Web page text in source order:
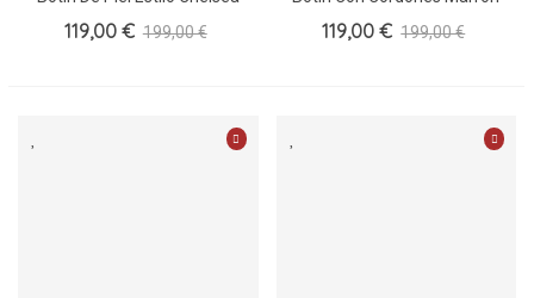
Para Mujer
119,00 € 199,00 € 119,00 € 199,00 €